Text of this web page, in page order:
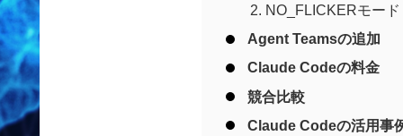
NO_FLICKERモード
Agent Teamsの追加
Claude Codeの料金
競合比較
Claude Codeの活用事